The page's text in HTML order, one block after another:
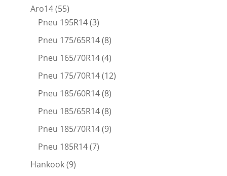
Aro14(55)
Pneu 195R14(3)
Pneu 175/65R14(8)
Pneu 165/70R14(4)
Pneu 175/70R14(12)
Pneu 185/60R14(8)
Pneu 185/65R14(8)
Pneu 185/70R14(9)
Pneu 185R14(7)
Hankook(9)